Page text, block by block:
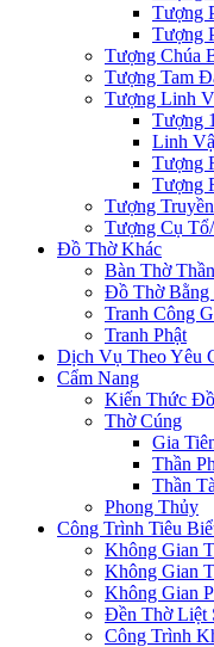
Tượng
Tượng
Tượng Chúa
Tượng Tam
Tượng Linh
Tượng
Linh
Tượng
Tượng
Tượng
Tượng Cụ
Đồ Thờ Khác
Bàn Thờ
Đồ Thờ Bằng
Tranh Công
Tranh Phật
Dịch Vụ Theo Yêu
Cẩm Nang
Kiến Thức
Thờ Cúng
Gia
Thần
Thần
Phong Thủy
Công Trình Tiêu
Không Gian
Không Gian
Không Gian
Đền Thờ Liệt
Công Trình